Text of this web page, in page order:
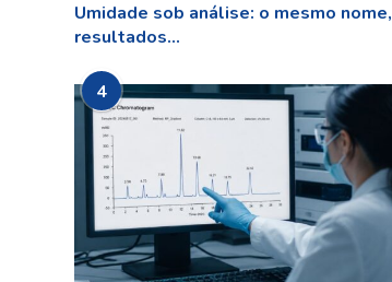
Umidade sob análise: o mesmo nome,
resultados...
4